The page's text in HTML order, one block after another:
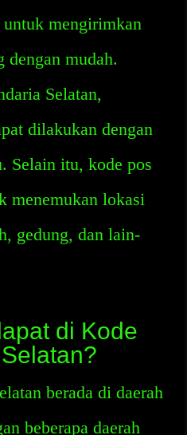
mengirimkan
dengan mudah.
Selatan,
dilakukan dengan
Selain itu, kode pos
menemukan lokasi
gedung, dan lain-
di Kode
berada di daerah
beberapa daerah